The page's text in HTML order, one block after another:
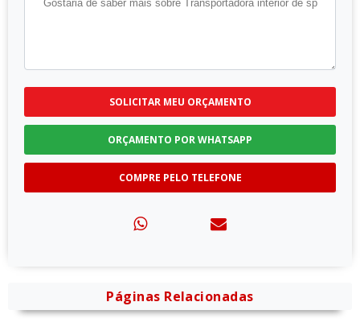
SOLICITAR MEU ORÇAMENTO
ORÇAMENTO POR WHATSAPP
COMPRE PELO TELEFONE
Páginas Relacionadas